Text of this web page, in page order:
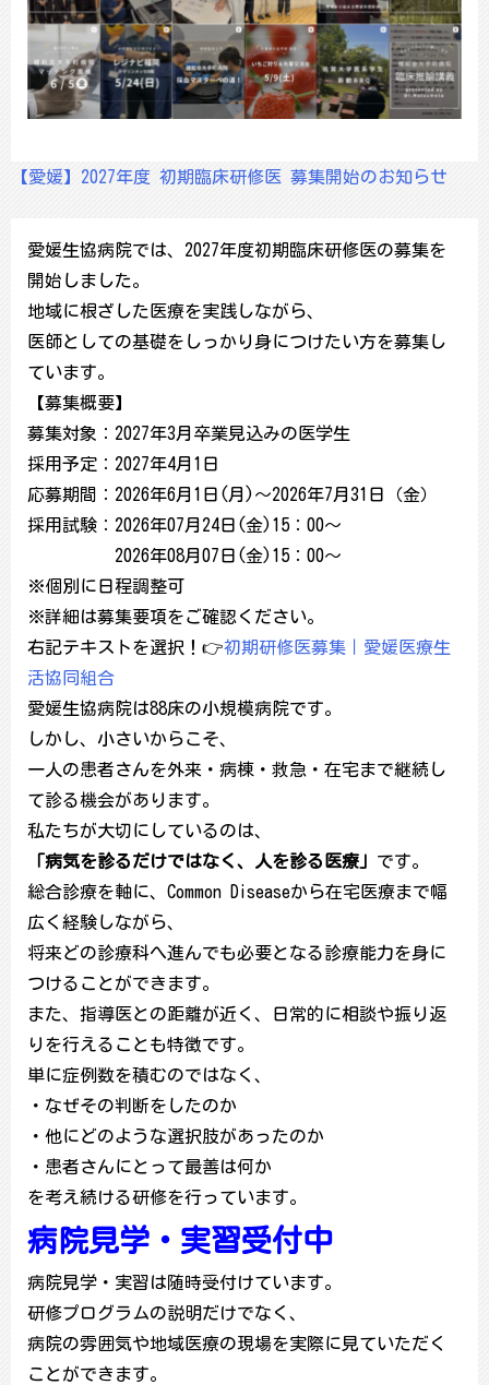
【愛媛】2027年度 初期臨床研修医 募集開始のお知らせ
愛媛生協病院では、2027年度初期臨床研修医の募集を
開始しました。
地域に根ざした医療を実践しながら、
医師としての基礎をしっかり身につけたい方を募集し
ています。
【募集概要】
募集対象：2027年3月卒業見込みの医学生
採用予定：2027年4月1日
応募期間：2026年6月1日(月)～2026年7月31日（金）
採用試験：2026年07月24日(金)15：00～
2026年08月07日(金)15：00～
※個別に日程調整可
※詳細は募集要項をご確認ください。
右記テキストを選択！👉初期研修医募集｜愛媛医療生
活協同組合
愛媛生協病院は88床の小規模病院です。
しかし、小さいからこそ、
一人の患者さんを外来・病棟・救急・在宅まで継続し
て診る機会があります。
私たちが大切にしているのは、
「病気を診るだけではなく、人を診る医療」 です。
総合診療を軸に、Common Diseaseから在宅医療まで幅
広く経験しながら、
将来どの診療科へ進んでも必要となる診療能力を身に
つけることができます。
また、指導医との距離が近く、日常的に相談や振り返
りを行えることも特徴です。
単に症例数を積むのではなく、
・なぜその判断をしたのか
・他にどのような選択肢があったのか
・患者さんにとって最善は何か
を考え続ける研修を行っています。
病院見学・実習受付中
病院見学・実習は随時受付けています。
研修プログラムの説明だけでなく、
病院の雰囲気や地域医療の現場を実際に見ていただく
ことができます。